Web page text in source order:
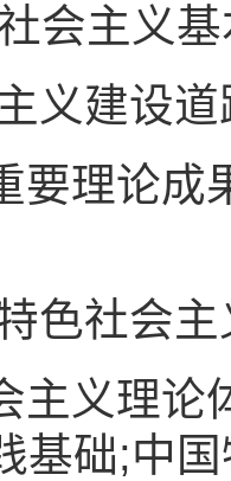
会主义
义建设
要理论成
色社会
主义理论
基础;中